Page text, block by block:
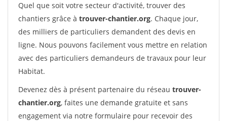
Quel que soit votre secteur d'activité, trouver des
chantiers grâce à trouver-chantier.org. Chaque jour,
des milliers de particuliers demandent des devis en
ligne. Nous pouvons facilement vous mettre en relation
avec des particuliers demandeurs de travaux pour leur
Habitat.
Devenez dès à présent partenaire du réseau trouver-
chantier.org, faites une demande gratuite et sans
engagement via notre formulaire pour recevoir des